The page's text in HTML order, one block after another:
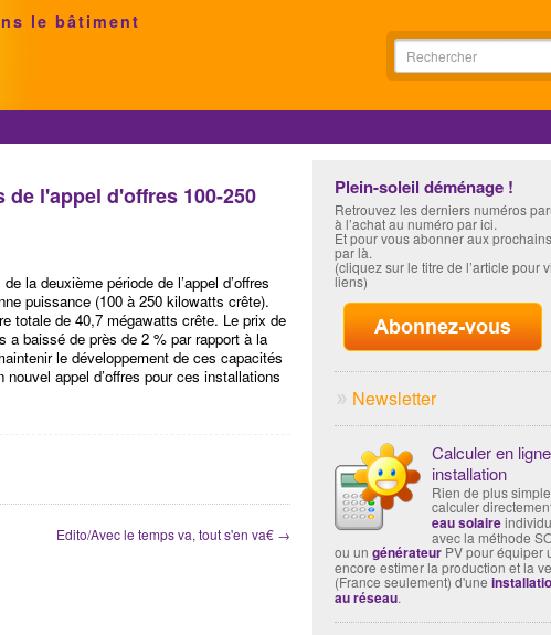
le bâtiment
l'appel d'offres 100-250
la deuxième période de l’appel d’offres
puissance (100 à 250 kilowatts crête).
totale de 40,7 mégawatts crête. Le prix de
a baissé de près de 2 % par rapport à la
le développement de ces capacités
appel d’offres pour ces installations
Edito/Avec le temps va, tout s'en va€ →
Plein-soleil déménage !
Retrouvez les derniers numéros
à l’achat au numéro par ici.
Et pour vous abonner aux
par là.
(cliquez sur le titre de l’article pour
liens)
Newsletter
Calculer en
installation
Rien de plus
calculer
eau solaire
avec la méthode
ou un générateur PV pour équiper
encore estimer la production et la
(France seulement) d'une
au réseau.